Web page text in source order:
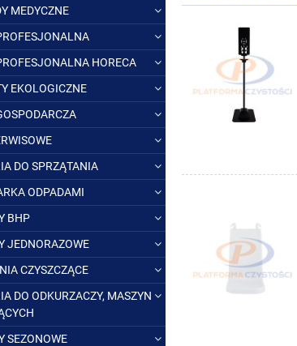
MEDYCZNE
HORECA
EKOLOGICZNE
DO SPRZĄTANIA
ODPADAMI
BHP
JEDNORAZOWE
CZYSZCZĄCE
DO ODKURZACZY, MASZYN
SEZONOWE